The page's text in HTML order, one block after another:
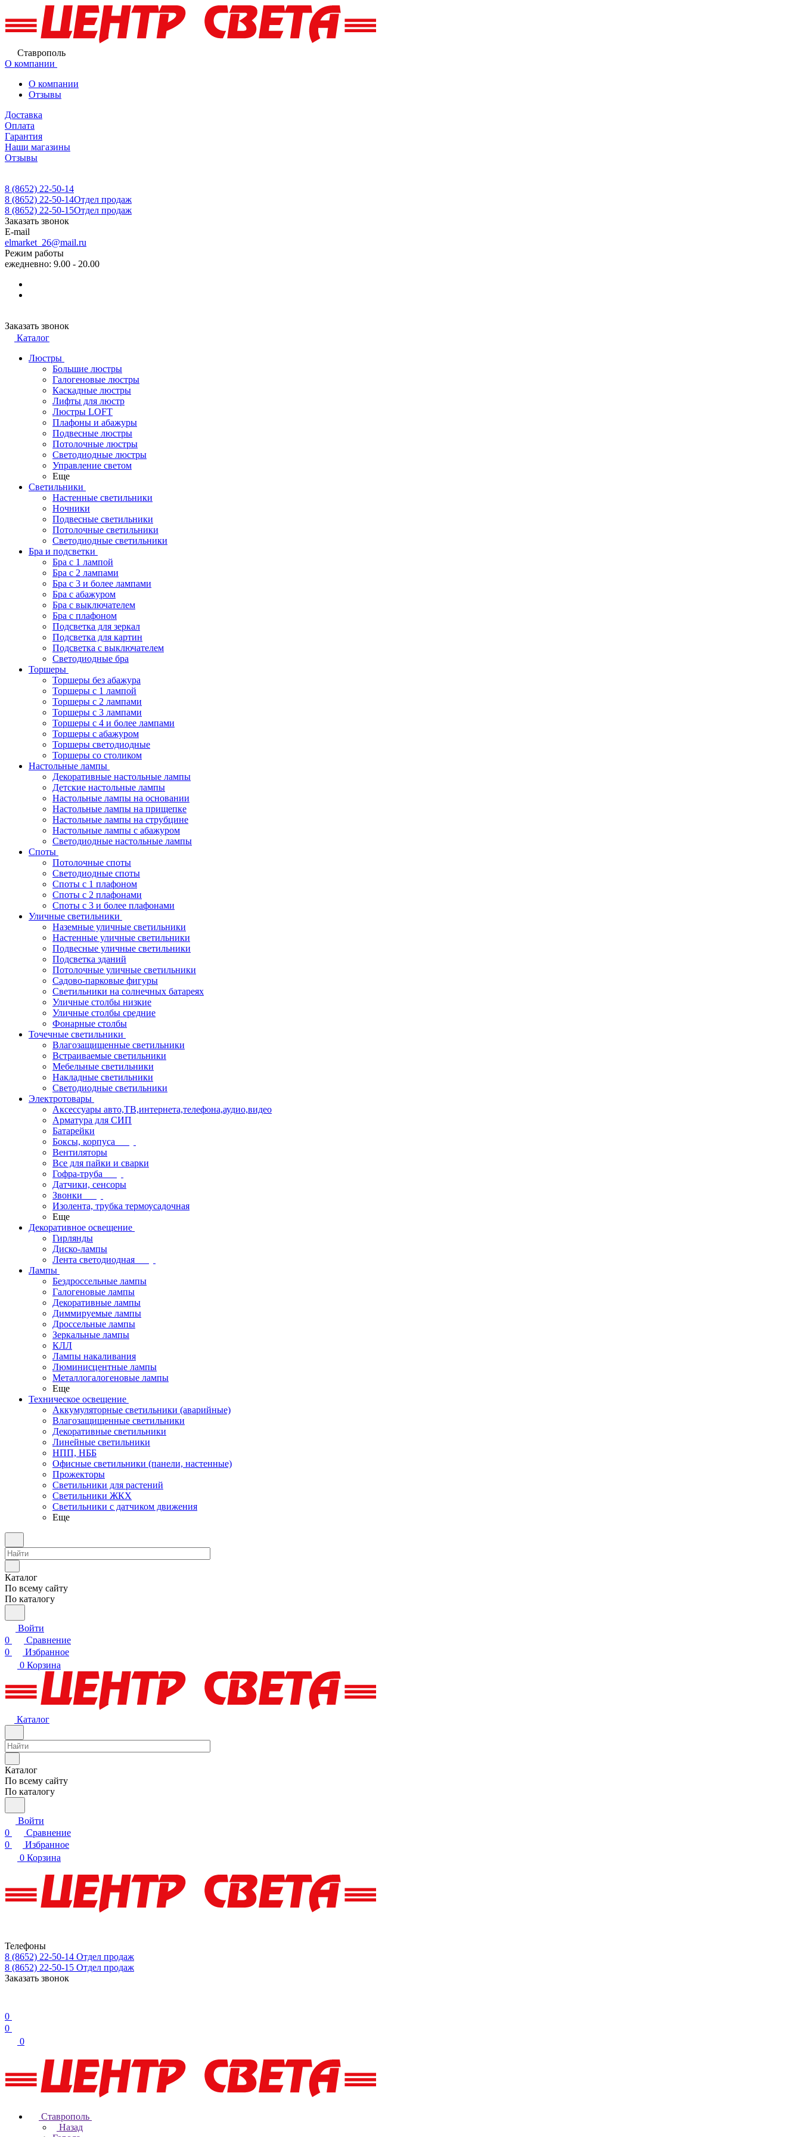
Ставрополь
О компании
О компании
Отзывы
Доставка
Оплата
Гарантия
Наши магазины
Отзывы
8 (8652) 22-50-14
8 (8652) 22-50-14Отдел продаж
8 (8652) 22-50-15Отдел продаж
Заказать звонок
E-mail
elmarket_26@mail.ru
Режим работы
ежедневно: 9.00 - 20.00
Заказать звонок
Каталог
Люстры
Большие люстры
Галогеновые люстры
Каскадные люстры
Лифты для люстр
Люстры LOFT
Плафоны и абажуры
Подвесные люстры
Потолочные люстры
Светодиодные люстры
Управление светом
Еще
Светильники
Настенные светильники
Ночники
Подвесные светильники
Потолочные светильники
Светодиодные светильники
Бра и подсветки
Бра с 1 лампой
Бра с 2 лампами
Бра с 3 и более лампами
Бра с абажуром
Бра с выключателем
Бра с плафоном
Подсветка для зеркал
Подсветка для картин
Подсветка с выключателем
Светодиодные бра
Торшеры
Торшеры без абажура
Торшеры с 1 лампой
Торшеры с 2 лампами
Торшеры с 3 лампами
Торшеры с 4 и более лампами
Торшеры с абажуром
Торшеры светодиодные
Торшеры со столиком
Настольные лампы
Декоративные настольные лампы
Детские настольные лампы
Настольные лампы на основании
Настольные лампы на прищепке
Настольные лампы на струбцине
Настольные лампы с абажуром
Светодиодные настольные лампы
Споты
Потолочные споты
Светодиодные споты
Споты с 1 плафоном
Споты с 2 плафонами
Споты с 3 и более плафонами
Уличные светильники
Наземные уличные светильники
Настенные уличные светильники
Подвесные уличные светильники
Подсветка зданий
Потолочные уличные светильники
Садово-парковые фигуры
Светильники на солнечных батареях
Уличные столбы низкие
Уличные столбы средние
Фонарные столбы
Точечные светильники
Влагозащищенные светильники
Встраиваемые светильники
Мебельные светильники
Накладные светильники
Светодиодные светильники
Электротовары
Аксессуары авто,ТВ,интернета,телефона,аудио,видео
Арматура для СИП
Батарейки
Боксы, корпуса
Вентиляторы
Все для пайки и сварки
Гофра-труба
Датчики, сенсоры
Звонки
Изолента, трубка термоусадочная
Еще
Декоративное освещение
Гирлянды
Диско-лампы
Лента светодиодная
Лампы
Бездроссельные лампы
Галогеновые лампы
Декоративные лампы
Диммируемые лампы
Дроссельные лампы
Зеркальные лампы
КЛЛ
Лампы накаливания
Люминисцентные лампы
Металлогалогеновые лампы
Еще
Техническое освещение
Аккумуляторные светильники (аварийные)
Влагозащищенные светильники
Декоративные светильники
Линейные светильники
НПП, НББ
Офисные светильники (панели, настенные)
Прожекторы
Светильники для растений
Светильники ЖКХ
Светильники с датчиком движения
Еще
Каталог
По всему сайту
По каталогу
Войти
0
Сравнение
0
Избранное
0 Корзина
Каталог
Каталог
По всему сайту
По каталогу
Войти
0
Сравнение
0
Избранное
0 Корзина
Телефоны
8 (8652) 22-50-14 Отдел продаж
8 (8652) 22-50-15 Отдел продаж
Заказать звонок
0
0
0
Ставрополь
Назад